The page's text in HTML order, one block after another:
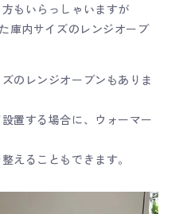
もいらっしゃいますが
庫内サイズのレンジオーブ
のレンジオーブンもありま
置する場合に、ウォーマー
えることもできます。